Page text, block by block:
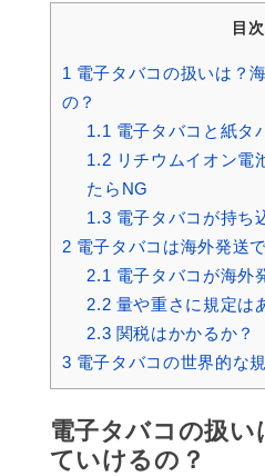
目次
1 電子タバコの扱いは？
の？
1.1 電子タバコと紙タ
1.2 リチウムイオン電
たらNG
1.3 電子タバコが持ち
2 電子タバコは海外発送
2.1 電子タバコが海外
2.2 量や重さに規定は
2.3 関税はかかるか？
3 電子タバコの世界的な
電子タバコの扱い
ていけるの？